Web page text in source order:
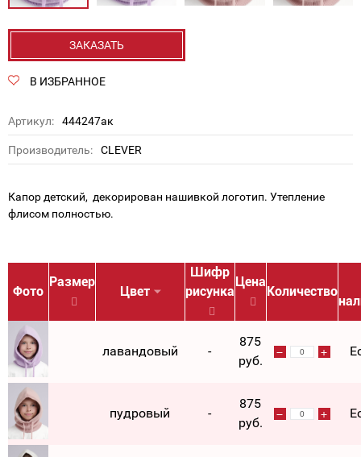
ЗАКАЗАТЬ
В ИЗБРАННОЕ
Артикул: 444247ак
Производитель: CLEVER
Капор детский, декорирован нашивкой логотип. Утепление
флисом полностью.
Фото
Размер
Цвет
Шифр
рисунка
Цена
Количество
лавандовый -
875
руб.
пудровый -
875
руб.